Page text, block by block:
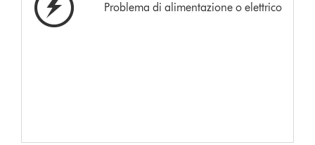
Problema di alimentazione o elettrico